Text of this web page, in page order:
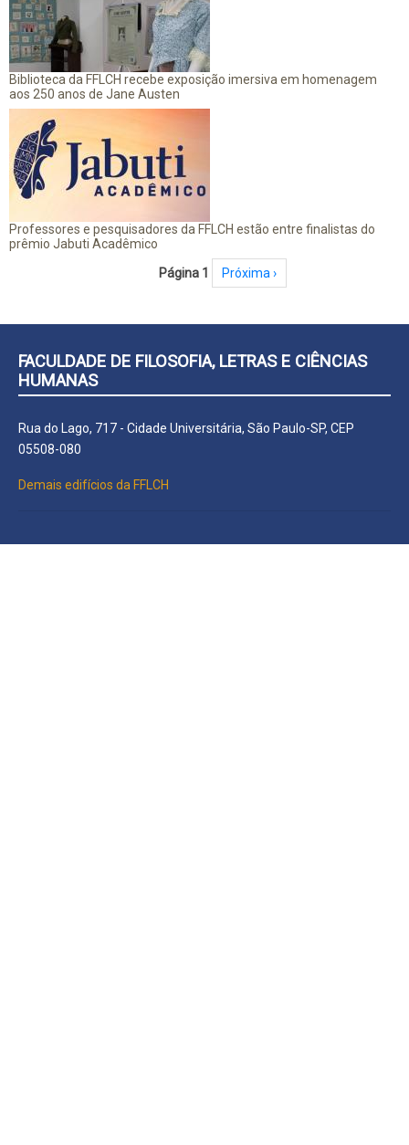
Biblioteca da FFLCH recebe exposição imersiva em homenagem
aos 250 anos de Jane Austen
Professores e pesquisadores da FFLCH estão entre finalistas do
prêmio Jabuti Acadêmico
Página 1 Próxima página
Próxima ›
FACULDADE DE FILOSOFIA, LETRAS E CIÊNCIAS
HUMANAS
Rua do Lago, 717 - Cidade Universitária, São Paulo-SP, CEP
05508-080
Demais edifícios da FFLCH